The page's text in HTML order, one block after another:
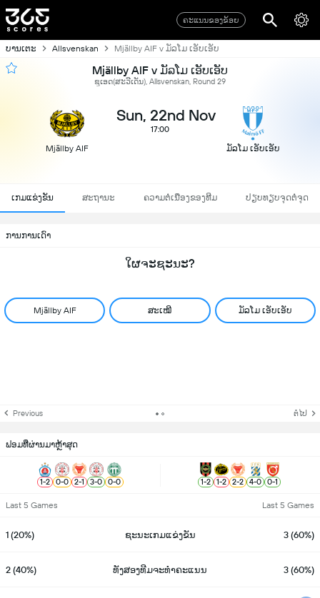
ຄະແນນຂອງຂ້ອຍ
ບານເຕະ Allsvenskan Mjällby AIF v ມັລໂມ ເອັບເອັບ
Mjällby AIF v ມັລໂມ ເອັບເອັບ
ຊູເອດ(ສະວີເດັນ), Allsvenskan, Round 29
Mjällby AIF
Sun, 22nd Nov
17:00
ມັລໂມ ເອັບເອັບ
ເກມແຂ່ງຂັນ ສະຖານະ ຄວາມຕໍ່ເນື່ອງຂອງທີມ ປຽບທຽບຈຸດຕໍ່ຈຸດ
ການການເດົາ
ໃຜຈະຊະນະ?
Mjällby AIF ສະເໝີ ມັລໂມ ເອັບເອັບ
Previous ຕໍ່ໄປ
ຟອມທີ່ຜ່ານມາຫຼ້າສຸດ
1-2 0-0 2-1 3-0 0-0 1-2 1-2 2-2 4-0 0-1
Last 5 Games Last 5 Games
1 (20%) ຊະນະເກມແຂ່ງຂັນ 3 (60%)
2 (40%) ທັງສອງທີມຈະທຳຄະແນນ 3 (60%)